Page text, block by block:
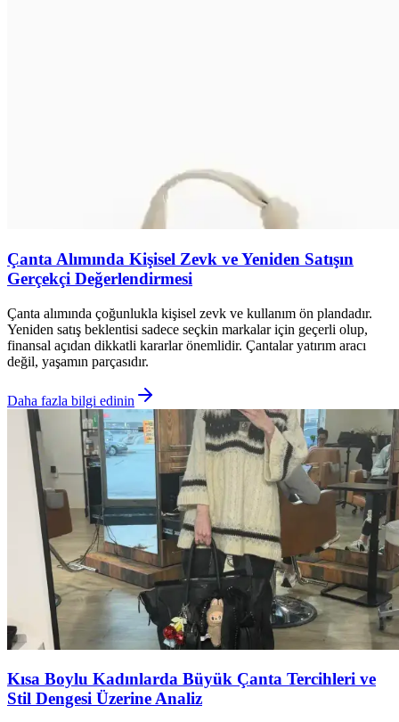
Çanta Alımında Kişisel Zevk ve Yeniden Satışın
Gerçekçi Değerlendirmesi
Çanta alımında çoğunlukla kişisel zevk ve kullanım ön plandadır.
Yeniden satış beklentisi sadece seçkin markalar için geçerli olup,
finansal açıdan dikkatli kararlar önemlidir. Çantalar yatırım aracı
değil, yaşamın parçasıdır.
Daha fazla bilgi edinin
Kısa Boylu Kadınlarda Büyük Çanta Tercihleri ve
Stil Dengesi Üzerine Analiz